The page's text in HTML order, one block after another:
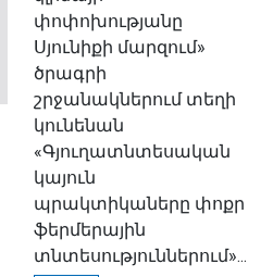
փոփոխությանը
Սյունիքի մարզում»
ծրագրի
շրջանակներում տեղի
կունենան
«Գյուղատնտեսական
կայուն
պրակտիկաները փոքր
ֆերմերային
տնտեսություններում»...